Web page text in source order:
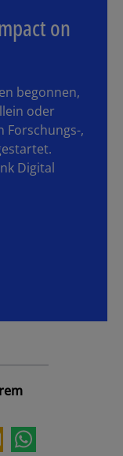
on
begonnen,
oder
Forschungs-,
Digital